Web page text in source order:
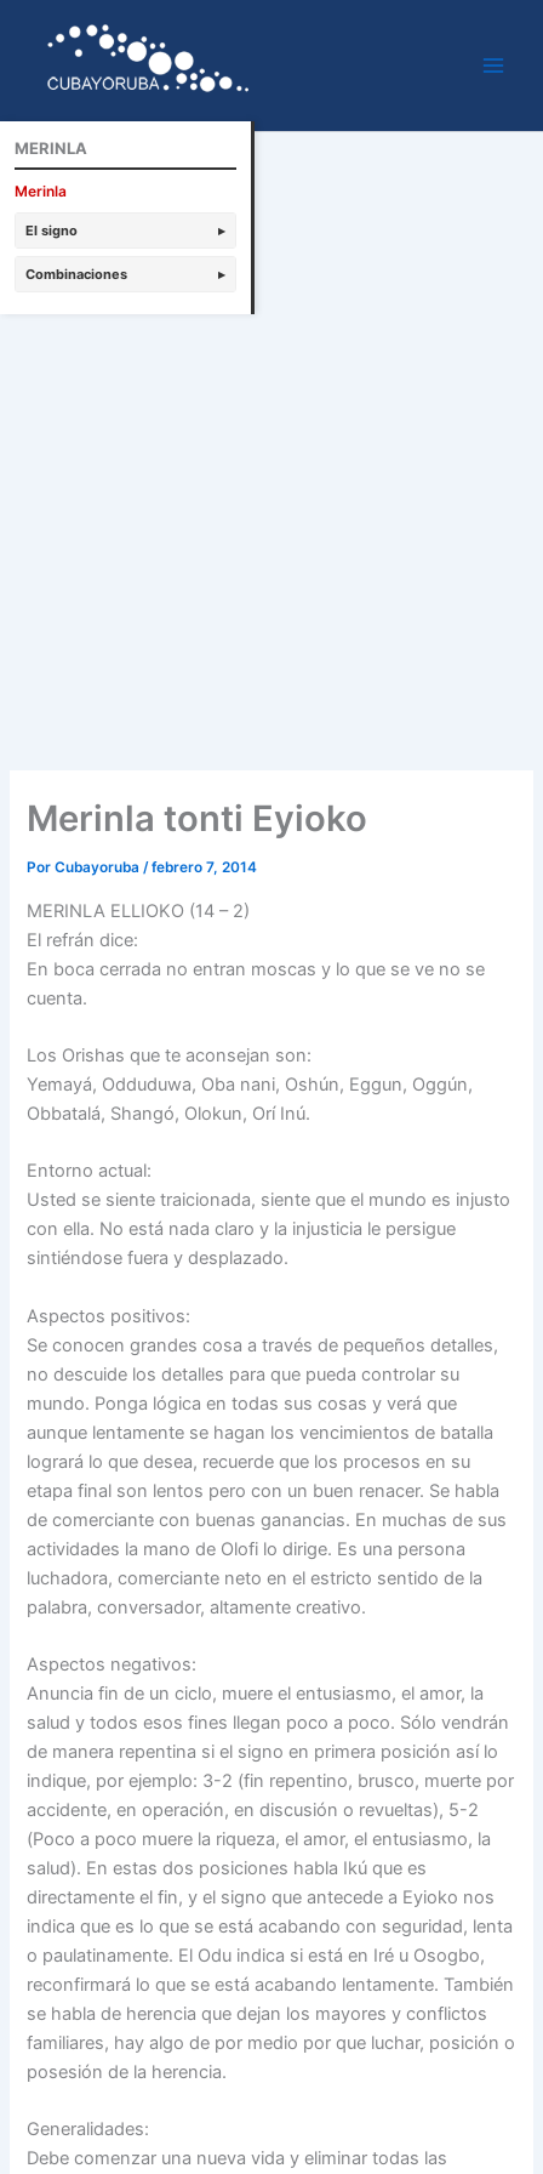
contenido
Merinla tonti Eyioko
PorCubayoruba/febrero 7, 2014
MERINLA ELLIOKO (14 – 2)
El refrán dice:
En boca cerrada no entran moscas y lo que se ve no se
cuenta.
Los Orishas que te aconsejan son:
Yemayá, Odduduwa, Oba nani, Oshún, Eggun, Oggún,
Obbatalá, Shangó, Olokun, Orí Inú.
Entorno actual:
Usted se siente traicionada, siente que el mundo es injusto
con ella. No está nada claro y la injusticia le persigue
sintiéndose fuera y desplazado.
Aspectos positivos:
Se conocen grandes cosa a través de pequeños detalles,
no descuide los detalles para que pueda controlar su
mundo. Ponga lógica en todas sus cosas y verá que
aunque lentamente se hagan los vencimientos de batalla
logrará lo que desea, recuerde que los procesos en su
etapa final son lentos pero con un buen renacer. Se habla
de comerciante con buenas ganancias. En muchas de sus
actividades la mano de Olofi lo dirige. Es una persona
luchadora, comerciante neto en el estricto sentido de la
palabra, conversador, altamente creativo.
Aspectos negativos:
Anuncia fin de un ciclo, muere el entusiasmo, el amor, la
salud y todos esos fines llegan poco a poco. Sólo vendrán
de manera repentina si el signo en primera posición así lo
indique, por ejemplo: 3-2 (fin repentino, brusco, muerte por
accidente, en operación, en discusión o revueltas), 5-2
(Poco a poco muere la riqueza, el amor, el entusiasmo, la
salud). En estas dos posiciones habla Ikú que es
directamente el fin, y el signo que antecede a Eyioko nos
indica que es lo que se está acabando con seguridad, lenta
o paulatinamente. El Odu indica si está en Iré u Osogbo,
reconfirmará lo que se está acabando lentamente. También
se habla de herencia que dejan los mayores y conflictos
familiares, hay algo de por medio por que luchar, posición o
posesión de la herencia.
Generalidades:
Debe comenzar una nueva vida y eliminar todas las
MERINLA
Merinla
El signo ▸
Combinaciones ▸